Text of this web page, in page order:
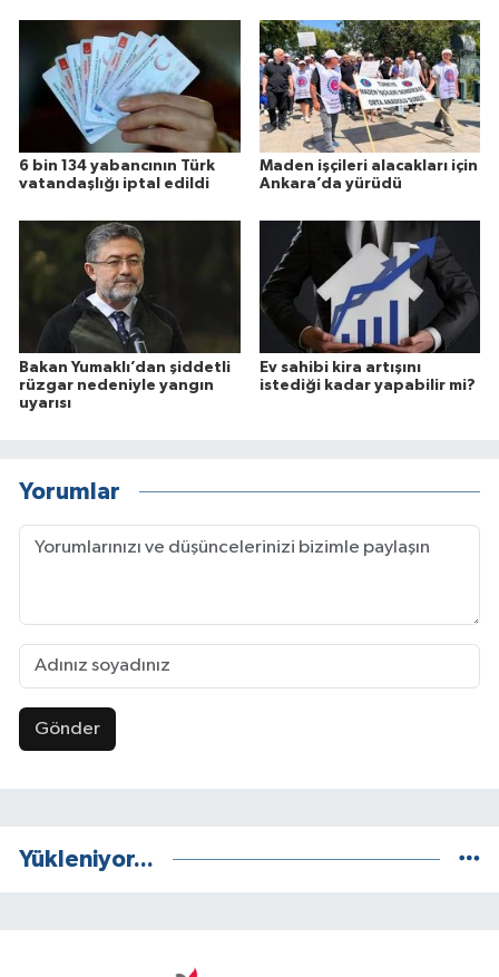
6 bin 134 yabancının Türk
vatandaşlığı iptal edildi
Maden işçileri alacakları için
Ankara’da yürüdü
Bakan Yumaklı’dan şiddetli
rüzgar nedeniyle yangın
uyarısı
Ev sahibi kira artışını
istediği kadar yapabilir mi?
Yorumlar
Gönder
Yükleniyor...